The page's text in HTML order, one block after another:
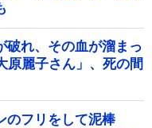
破れ、その血が溜まっ
麗子さん」、死の間
のフリをして泥棒